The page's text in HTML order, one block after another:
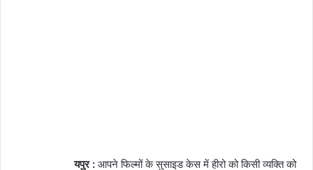
यपुर : आपने फिल्मों के सुसाइड केस में हीरो को किसी व्यक्ति को